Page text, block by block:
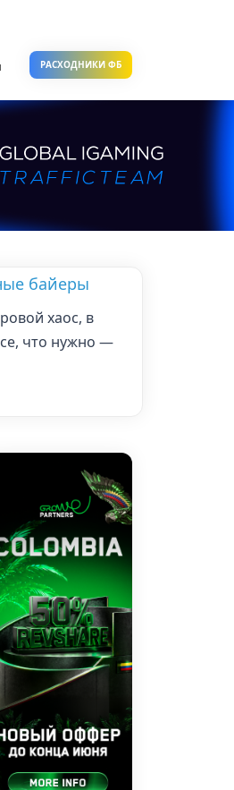
РАСХОДНИКИ ФБ
байеры
хаос, в
что нужно —